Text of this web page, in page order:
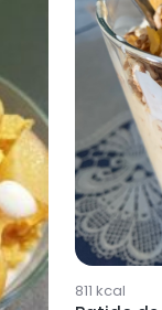
811 kcal